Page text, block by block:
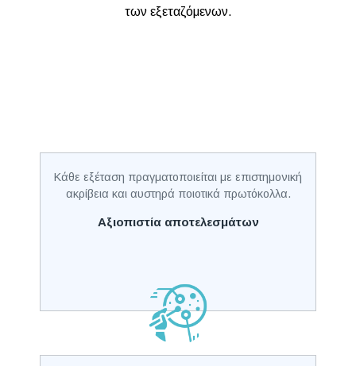
των εξεταζόμενων.
Αξιοπιστία αποτελεσμάτων
Κάθε εξέταση πραγματοποιείται με επιστημονική
ακρίβεια και αυστηρά ποιοτικά πρωτόκολλα.